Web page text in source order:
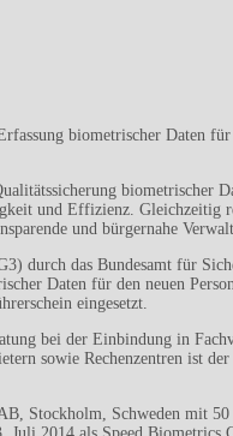
biometrischer Daten
biometrischer
und Effizienz. Gleichzeitig
und bürgernahe
durch das Bundesamt für
Daten für den neuen
eingesetzt.
bei der Einbindung in
sowie Rechenzentren ist
Stockholm, Schweden mit